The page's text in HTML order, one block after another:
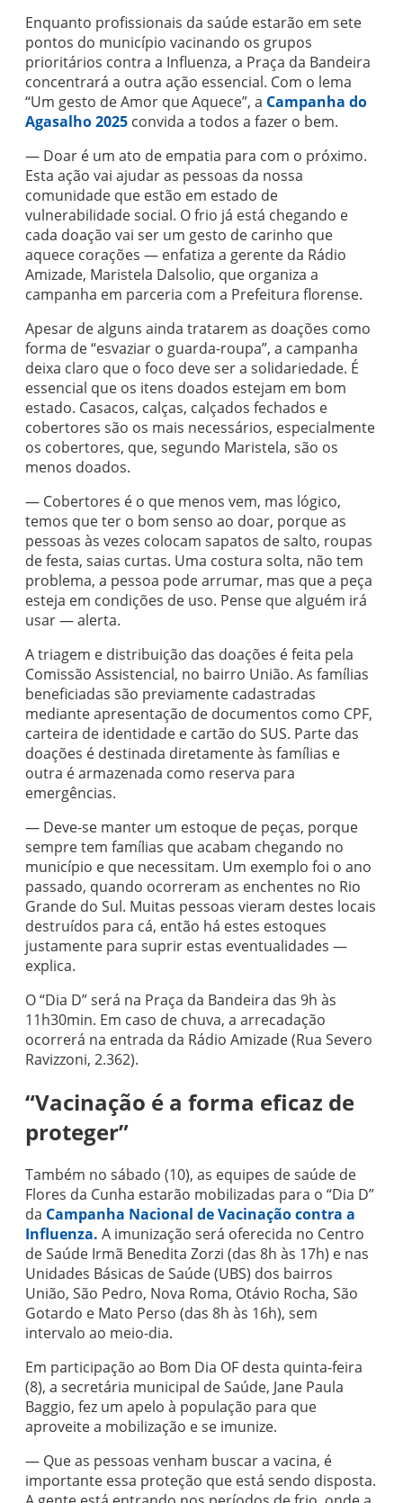
Enquanto profissionais da saúde estarão em sete
pontos do município vacinando os grupos
prioritários contra a Influenza, a Praça da Bandeira
concentrará a outra ação essencial. Com o lema
“Um gesto de Amor que Aquece”, a Campanha do
Agasalho 2025 convida a todos a fazer o bem.
— Doar é um ato de empatia para com o próximo.
Esta ação vai ajudar as pessoas da nossa
comunidade que estão em estado de
vulnerabilidade social. O frio já está chegando e
cada doação vai ser um gesto de carinho que
aquece corações — enfatiza a gerente da Rádio
Amizade, Maristela Dalsolio, que organiza a
campanha em parceria com a Prefeitura florense.
Apesar de alguns ainda tratarem as doações como
forma de “esvaziar o guarda-roupa”, a campanha
deixa claro que o foco deve ser a solidariedade. É
essencial que os itens doados estejam em bom
estado. Casacos, calças, calçados fechados e
cobertores são os mais necessários, especialmente
os cobertores, que, segundo Maristela, são os
menos doados.
— Cobertores é o que menos vem, mas lógico,
temos que ter o bom senso ao doar, porque as
pessoas às vezes colocam sapatos de salto, roupas
de festa, saias curtas. Uma costura solta, não tem
problema, a pessoa pode arrumar, mas que a peça
esteja em condições de uso. Pense que alguém irá
usar — alerta.
A triagem e distribuição das doações é feita pela
Comissão Assistencial, no bairro União. As famílias
beneficiadas são previamente cadastradas
mediante apresentação de documentos como CPF,
carteira de identidade e cartão do SUS. Parte das
doações é destinada diretamente às famílias e
outra é armazenada como reserva para
emergências.
— Deve-se manter um estoque de peças, porque
sempre tem famílias que acabam chegando no
município e que necessitam. Um exemplo foi o ano
passado, quando ocorreram as enchentes no Rio
Grande do Sul. Muitas pessoas vieram destes locais
destruídos para cá, então há estes estoques
justamente para suprir estas eventualidades —
explica.
O “Dia D” será na Praça da Bandeira das 9h às
11h30min. Em caso de chuva, a arrecadação
ocorrerá na entrada da Rádio Amizade (Rua Severo
Ravizzoni, 2.362).
“Vacinação é a forma eficaz de
proteger”
Também no sábado (10), as equipes de saúde de
Flores da Cunha estarão mobilizadas para o “Dia D”
da Campanha Nacional de Vacinação contra a
Influenza. A imunização será oferecida no Centro
de Saúde Irmã Benedita Zorzi (das 8h às 17h) e nas
Unidades Básicas de Saúde (UBS) dos bairros
União, São Pedro, Nova Roma, Otávio Rocha, São
Gotardo e Mato Perso (das 8h às 16h), sem
intervalo ao meio-dia.
Em participação ao Bom Dia OF desta quinta-feira
(8), a secretária municipal de Saúde, Jane Paula
Baggio, fez um apelo à população para que
aproveite a mobilização e se imunize.
— Que as pessoas venham buscar a vacina, é
importante essa proteção que está sendo disposta.